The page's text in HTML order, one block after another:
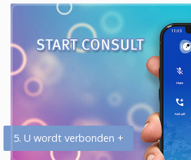
5. U wordt verbonden +